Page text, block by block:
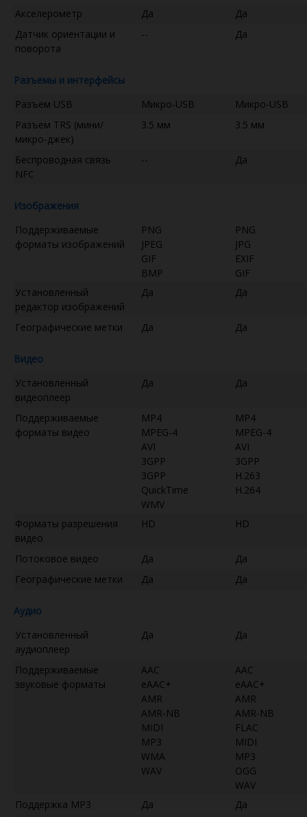
Акселерометр
Да
Да
Датчик ориентации и
поворота
-- Да
Разъемы и интерфейсы
Разъем USB
Микро-USB
Микро-USB
Разъем TRS (мини/
микро-джек)
3.5 мм 3.5 мм
Беспроводная связь
NFC
-- Да
Изображения
Поддерживаемые
форматы изображений
PNG
JPEG
GIF
BMP
PNG
JPG
EXIF
GIF
Установленный
редактор изображений
Да Да
Географические метки Да Да
Видео
Установленный
видеоплеер
Да Да
Поддерживаемые
форматы видео
MP4
MPEG-4
AVI
3GPP
3GPP
QuickTime
WMV
MP4
MPEG-4
AVI
3GPP
H.263
H.264
Форматы разрешения
видео
HD HD
Потоковое видео Да
Да
Географические метки
Да Да
Аудио
Установленный
аудиоплеер
Да Да
Поддерживаемые
звуковые форматы
AAC
eAAC+
AMR
AMR-NB
MIDI
MP3
WMA
WAV
AAC
eAAC+
AMR
AMR-NB
FLAC
MIDI
MP3
OGG
WAV
Поддержка MP3
Да
Да